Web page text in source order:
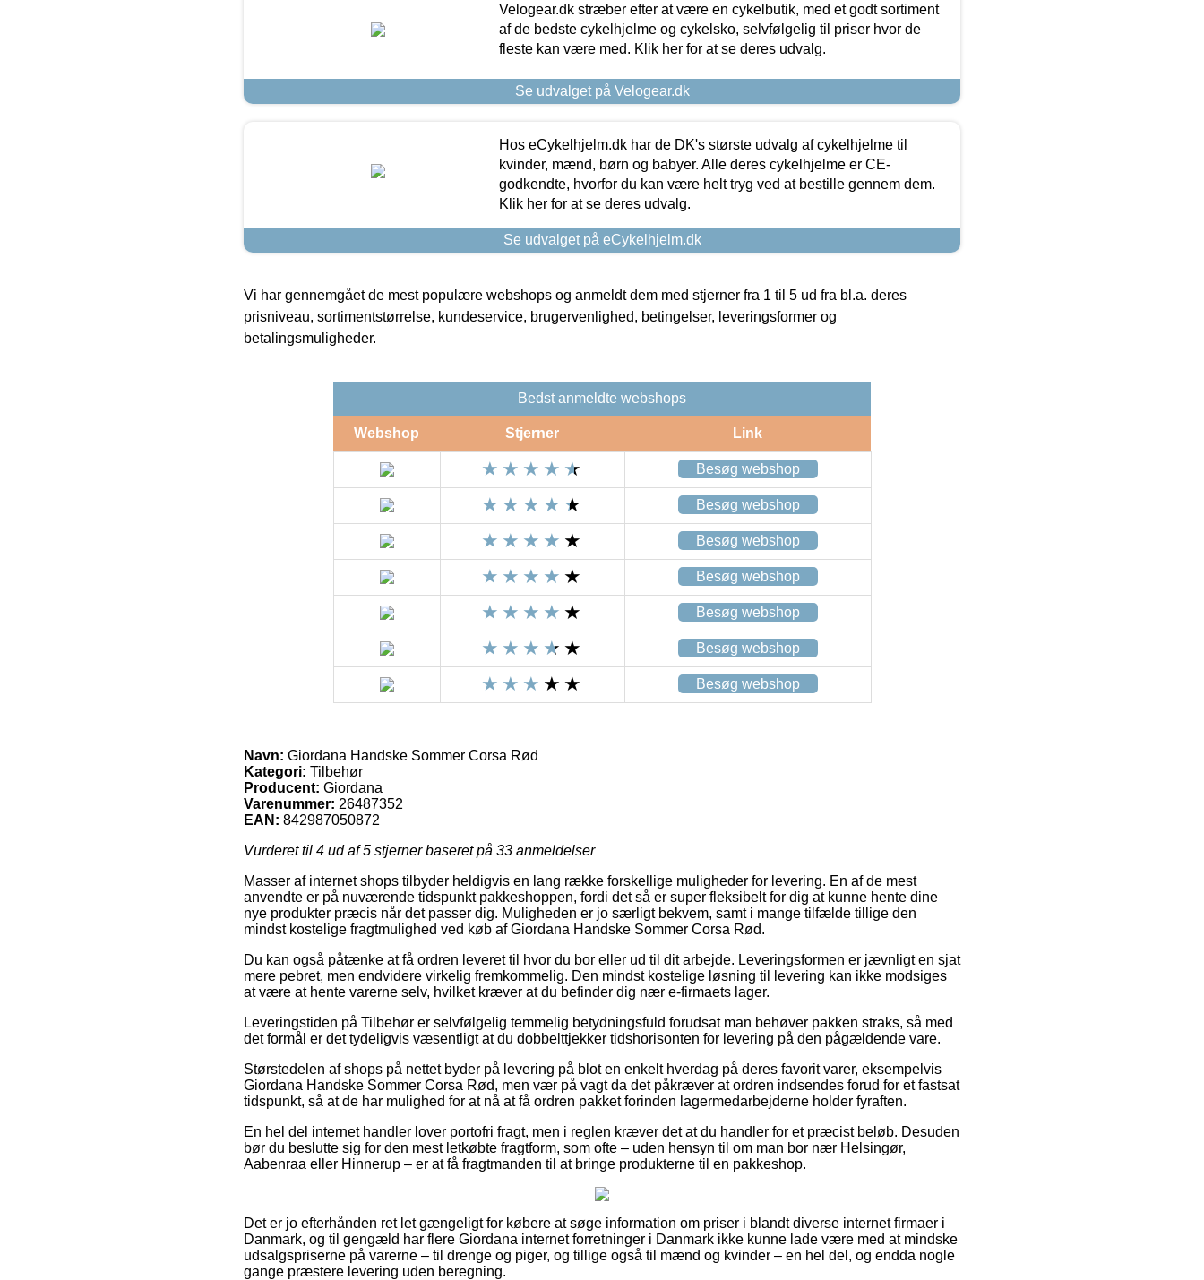
Velogear.dk stræber efter at være en cykelbutik, med et godt sortiment
af de bedste cykelhjelme og cykelsko, selvfølgelig til priser hvor de
fleste kan være med. Klik her for at se deres udvalg.
Se udvalget på Velogear.dk
Hos eCykelhjelm.dk har de DK's største udvalg af cykelhjelme til
kvinder, mænd, børn og babyer. Alle deres cykelhjelme er CE-
godkendte, hvorfor du kan være helt tryg ved at bestille gennem dem.
Klik her for at se deres udvalg.
Se udvalget på eCykelhjelm.dk
Vi har gennemgået de mest populære webshops og anmeldt dem med stjerner fra 1 til 5 ud fra bl.a. deres
prisniveau, sortimentstørrelse, kundeservice, brugervenlighed, betingelser, leveringsformer og
betalingsmuligheder.
Bedst anmeldte webshops
Webshop Stjerner Link
Besøg webshop
Besøg webshop
Besøg webshop
Besøg webshop
Besøg webshop
Besøg webshop
Besøg webshop
Navn: Giordana Handske Sommer Corsa Rød
Kategori: Tilbehør
Producent: Giordana
Varenummer: 26487352
EAN: 842987050872
Vurderet til 4 ud af 5 stjerner baseret på 33 anmeldelser
Masser af internet shops tilbyder heldigvis en lang række forskellige muligheder for levering. En af de mest
anvendte er på nuværende tidspunkt pakkeshoppen, fordi det så er super fleksibelt for dig at kunne hente dine
nye produkter præcis når det passer dig. Muligheden er jo særligt bekvem, samt i mange tilfælde tillige den
mindst kostelige fragtmulighed ved køb af Giordana Handske Sommer Corsa Rød.
Du kan også påtænke at få ordren leveret til hvor du bor eller ud til dit arbejde. Leveringsformen er jævnligt en sjat
mere pebret, men endvidere virkelig fremkommelig. Den mindst kostelige løsning til levering kan ikke modsiges
at være at hente varerne selv, hvilket kræver at du befinder dig nær e-firmaets lager.
Leveringstiden på Tilbehør er selvfølgelig temmelig betydningsfuld forudsat man behøver pakken straks, så med
det formål er det tydeligvis væsentligt at du dobbelttjekker tidshorisonten for levering på den pågældende vare.
Størstedelen af shops på nettet byder på levering på blot en enkelt hverdag på deres favorit varer, eksempelvis
Giordana Handske Sommer Corsa Rød, men vær på vagt da det påkræver at ordren indsendes forud for et fastsat
tidspunkt, så at de har mulighed for at nå at få ordren pakket forinden lagermedarbejderne holder fyraften.
En hel del internet handler lover portofri fragt, men i reglen kræver det at du handler for et præcist beløb. Desuden
bør du beslutte sig for den mest letkøbte fragtform, som ofte – uden hensyn til om man bor nær Helsingør,
Aabenraa eller Hinnerup – er at få fragtmanden til at bringe produkterne til en pakkeshop.
Det er jo efterhånden ret let gængeligt for købere at søge information om priser i blandt diverse internet firmaer i
Danmark, og til gengæld har flere Giordana internet forretninger i Danmark ikke kunne lade være med at mindske
udsalgspriserne på varerne – til drenge og piger, og tillige også til mænd og kvinder – en hel del, og endda nogle
gange præstere levering uden beregning.